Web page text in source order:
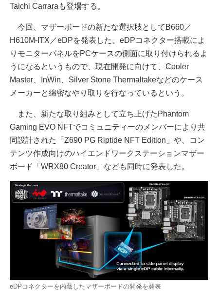
Taichi Carraraも登場する。
今回、マザーボードの新たな選択肢としてB660／
H610M-ITX／eDPを発表した。eDPコネクター搭載によ
りモニターパネルをPCケースの側面に取り付けられるよ
うになるというもので、現在開発に向けて、Cooler
Master、InWin、Silver Stone Thermaltakeなどのケース
メーカーと綿密なやり取りを行なっているという。
また、新たな取り組みとして立ち上げたPhantom
Gaming EVO NFTでコミュニティーのメンバーにより共
同設計された「Z690 PG Riptide NFT Edition」や、コン
テンツ作成向けのハイエンドワークステーションマザー
ボード「WRX80 Creator」なども同時に発表した。
eDPコネクターを内蔵したマザーボードの開発を発表